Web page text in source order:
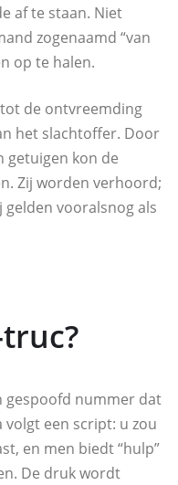
af te staan. Niet
zogenaamd “van
op te halen.
de ontvreemding
het slachtoffer. Door
getuigen kon de
Zij worden verhoord;
vooralsnog als
gespoofd nummer dat
een script: u zou
en men biedt “hulp”
De druk wordt